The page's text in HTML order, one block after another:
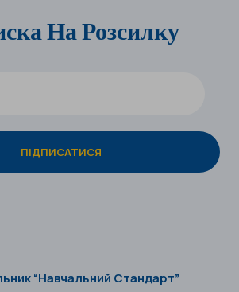
На Розсилку
“Навчальний Стандарт”